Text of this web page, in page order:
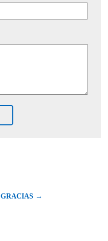
GRACIAS →